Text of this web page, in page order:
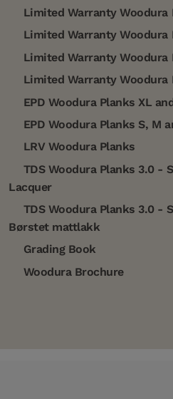
Limited Warranty Woodura
Limited Warranty Woodura
Limited Warranty Woodura
Limited Warranty Woodura
EPD Woodura Planks XL
EPD Woodura Planks S, M
LRV Woodura Planks
TDS Woodura Planks 3.0 -
Lacquer
TDS Woodura Planks 3.0 -
Børstet mattlakk
Grading Book
Woodura Brochure